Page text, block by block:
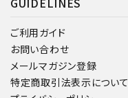
ご利用ガイド
お問い合わせ
メールマガジン登録
特定商取引法表示について